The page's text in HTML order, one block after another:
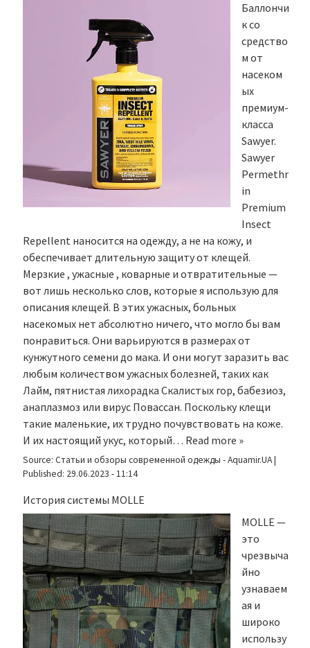
Баллончи
к со
средство
м от
насеком
ых
премиум-
класса
Sawyer.
Sawyer
Permethr
in
Premium
Insect
Repellent наносится на одежду, а не на кожу, и
обеспечивает длительную защиту от клещей.
Мерзкие , ужасные , коварные и отвратительные —
вот лишь несколько слов, которые я использую для
описания клещей. В этих ужасных, больных
насекомых нет абсолютно ничего, что могло бы вам
понравиться. Они варьируются в размерах от
кунжутного семени до мака. И они могут заразить вас
любым количеством ужасных болезней, таких как
Лайм, пятнистая лихорадка Скалистых гор, бабезиоз,
анаплазмоз или вирус Повассан. Поскольку клещи
такие маленькие, их трудно почувствовать на коже.
И их настоящий укус, который… Read more »
Source: Статьи и обзоры современной одежды - Aquamir.UA|
Published: 29.06.2023 - 11:14
История системы MOLLE
MOLLE —
это
чрезвыча
йно
узнаваем
ая и
широко
использу